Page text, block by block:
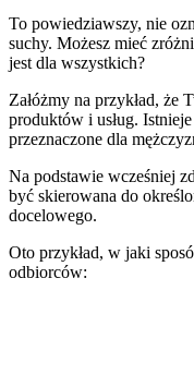
To powiedziawszy, nie
suchy. Możesz mieć
jest dla wszystkich?
Załóżmy na przykład, że
produktów i usług.
przeznaczone dla
Na podstawie wcześniej
być skierowana do
docelowego.
Oto przykład, w jaki
odbiorców: